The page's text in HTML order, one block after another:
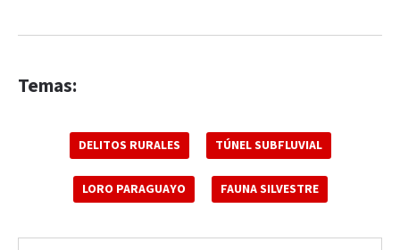
Temas:
DELITOS RURALES TÚNEL SUBFLUVIAL
LORO PARAGUAYO FAUNA SILVESTRE